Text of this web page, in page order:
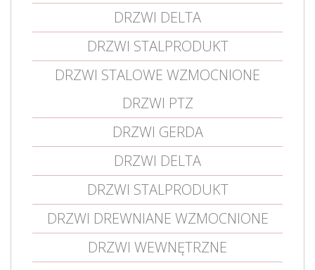
DRZWI DELTA
DRZWI STALPRODUKT
DRZWI STALOWE WZMOCNIONE
DRZWI PTZ
DRZWI GERDA
DRZWI DELTA
DRZWI STALPRODUKT
DRZWI DREWNIANE WZMOCNIONE
DRZWI WEWNĘTRZNE